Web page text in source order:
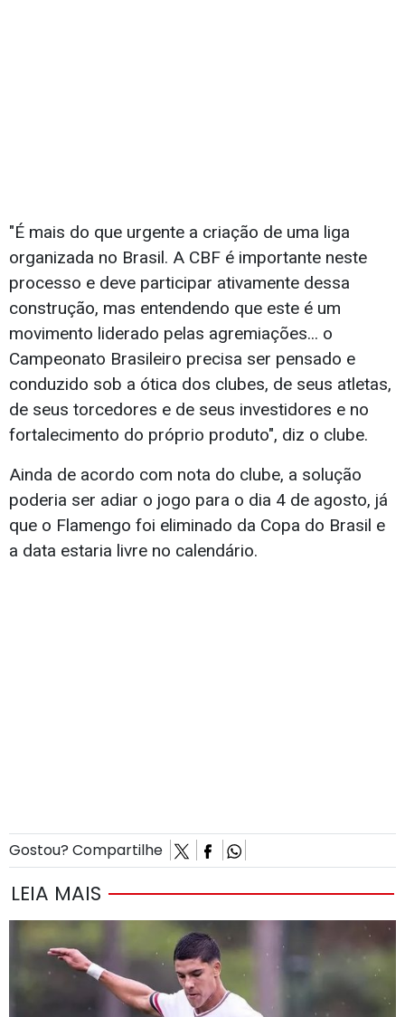
"É mais do que urgente a criação de uma liga
organizada no Brasil. A CBF é importante neste
processo e deve participar ativamente dessa
construção, mas entendendo que este é um
movimento liderado pelas agremiações... o
Campeonato Brasileiro precisa ser pensado e
conduzido sob a ótica dos clubes, de seus atletas,
de seus torcedores e de seus investidores e no
fortalecimento do próprio produto", diz o clube.
Ainda de acordo com nota do clube, a solução
poderia ser adiar o jogo para o dia 4 de agosto, já
que o Flamengo foi eliminado da Copa do Brasil e
a data estaria livre no calendário.
Gostou? Compartilhe
LEIA MAIS